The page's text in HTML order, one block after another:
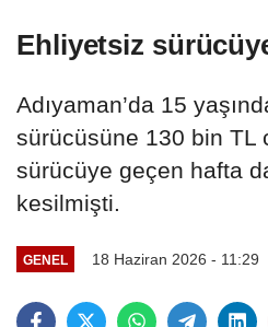
Ehliyetsiz
Adıyaman’da 15
sürücüsüne 130 bin TL
sürücüye geçen hafta
kesilmişti.
GENEL 18 Haziran 2026 - 11:29